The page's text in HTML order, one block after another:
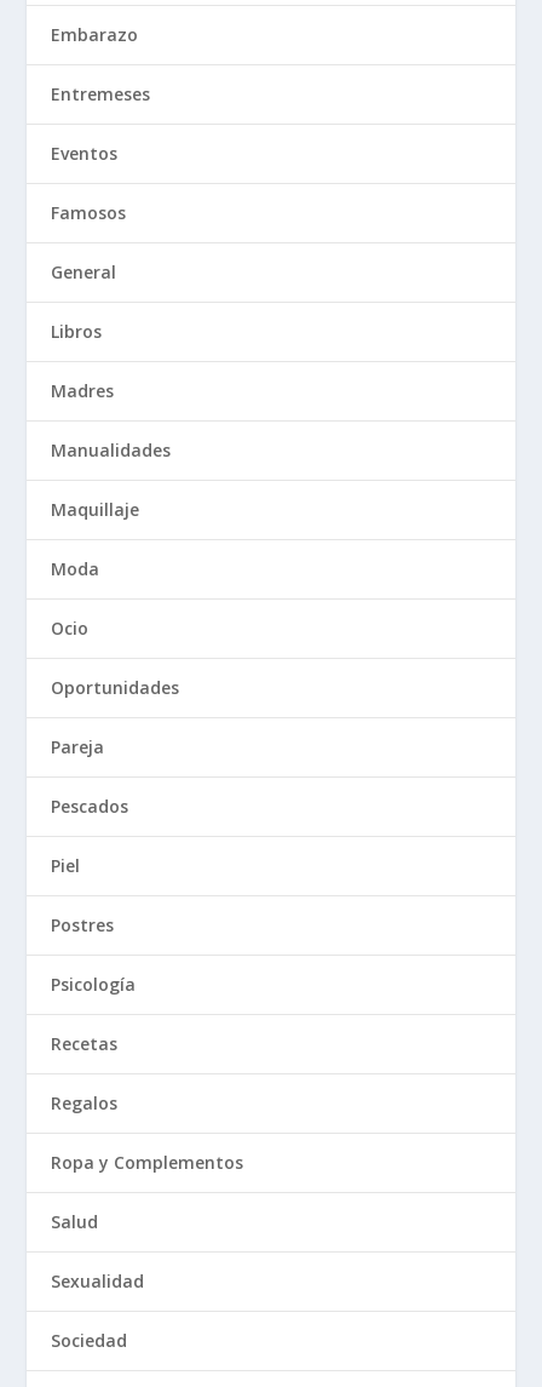
Embarazo
Entremeses
Eventos
Famosos
General
Libros
Madres
Manualidades
Maquillaje
Moda
Ocio
Oportunidades
Pareja
Pescados
Piel
Postres
Psicología
Recetas
Regalos
Ropa y Complementos
Salud
Sexualidad
Sociedad